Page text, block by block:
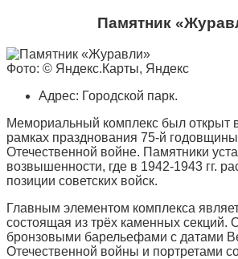
Памятник
Фото: © Яндекс.Карты, Яндекс
Адрес: Городской парк.
Мемориальный комплекс был открыт
рамках празднования 75-й
Отечественной войне. Памятники
возвышенности, где в 1942-1943 гг.
позиции советских войск.
Главным элементом комплекса
состоящая из трёх каменных секций.
бронзовыми барельефами с датами
Отечественной войны и портретами